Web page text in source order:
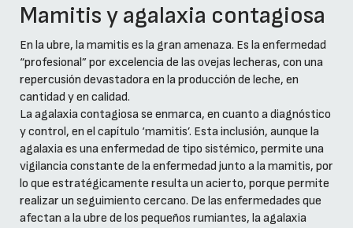
Mamitis y agalaxia contagiosa
En la ubre, la mamitis es la gran amenaza. Es la enfermedad
“profesional” por excelencia de las ovejas lecheras, con una
repercusión devastadora en la producción de leche, en
cantidad y en calidad.
La agalaxia contagiosa se enmarca, en cuanto a diagnóstico
y control, en el capítulo ‘mamitis’. Esta inclusión, aunque la
agalaxia es una enfermedad de tipo sistémico, permite una
vigilancia constante de la enfermedad junto a la mamitis, por
lo que estratégicamente resulta un acierto, porque permite
realizar un seguimiento cercano. De las enfermedades que
afectan a la ubre de los pequeños rumiantes, la agalaxia